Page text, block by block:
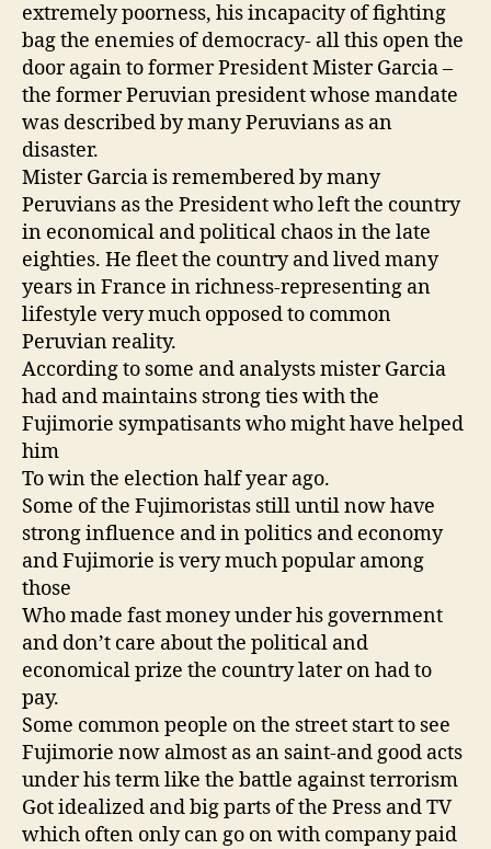
extremely poorness, his incapacity of fighting
bag the enemies of democracy- all this open the
door again to former President Mister Garcia –
the former Peruvian president whose mandate
was described by many Peruvians as an
disaster.
Mister Garcia is remembered by many
Peruvians as the President who left the country
in economical and political chaos in the late
eighties. He fleet the country and lived many
years in France in richness-representing an
lifestyle very much opposed to common
Peruvian reality.
According to some and analysts mister Garcia
had and maintains strong ties with the
Fujimorie sympatisants who might have helped
him
To win the election half year ago.
Some of the Fujimoristas still until now have
strong influence and in politics and economy
and Fujimorie is very much popular among
those
Who made fast money under his government
and don’t care about the political and
economical prize the country later on had to
pay.
Some common people on the street start to see
Fujimorie now almost as an saint-and good acts
under his term like the battle against terrorism
Got idealized and big parts of the Press and TV
which often only can go on with company paid